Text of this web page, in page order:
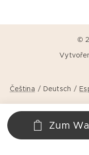
Zum
©
Čeština
Deutsch